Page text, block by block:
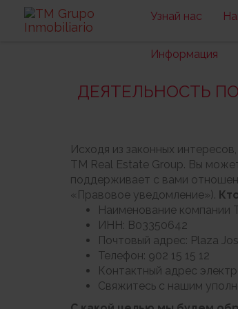
Узнай нас
Информация
ДЕЯТЕЛЬНОСТЬ
Исходя из законных
TM Real Estate Group. Вы
поддерживает с вами
«Правовое уведомление»).
Наименование компании
ИНН: B03350642
Почтовый адрес: Plaza
Телефон: 902 15 15 12
Контактный адрес
Свяжитесь с нашим